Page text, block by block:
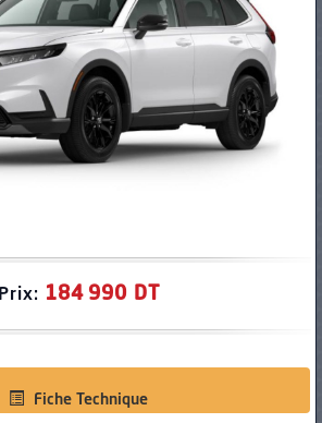
Prix: 184 990 DT
Fiche Technique